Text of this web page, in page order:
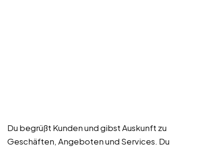
Du begrüßt Kunden und gibst Auskunft zu
Geschäften, Angeboten und Services. Du